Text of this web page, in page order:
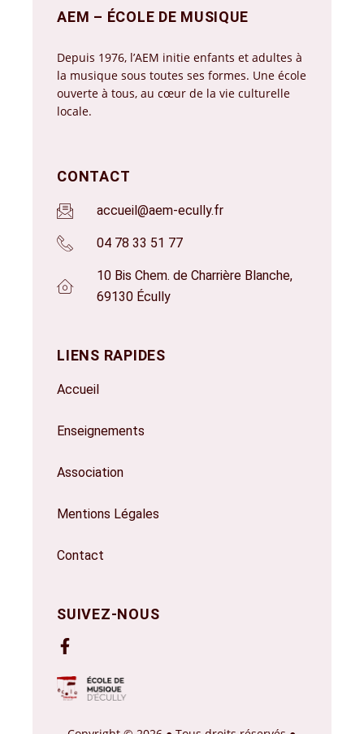
AEM – ÉCOLE DE MUSIQUE
Depuis 1976, l’AEM initie enfants et adultes à
la musique sous toutes ses formes. Une école
ouverte à tous, au cœur de la vie culturelle
locale.
CONTACT
accueil@aem-ecully.fr
04 78 33 51 77
10 Bis Chem. de Charrière Blanche,
69130 Écully
LIENS RAPIDES
Accueil
Enseignements
Association
Mentions Légales
Contact
SUIVEZ-NOUS